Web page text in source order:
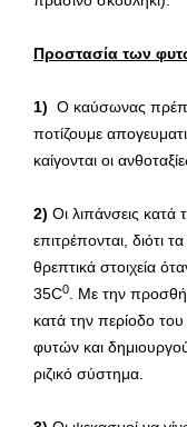
Προστασία των
1) Ο καύσωνας
ποτίζουμε
καίγονται οι
2) Οι λιπάνσεις κατά
επιτρέπονται,
θρεπτικά στοιχεία
35C0. Με την
κατά την περίοδο
φυτών και
ριζικό σύστημα.